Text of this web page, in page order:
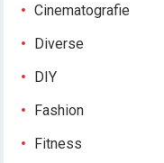
Cinematografie
Diverse
DIY
Fashion
Fitness